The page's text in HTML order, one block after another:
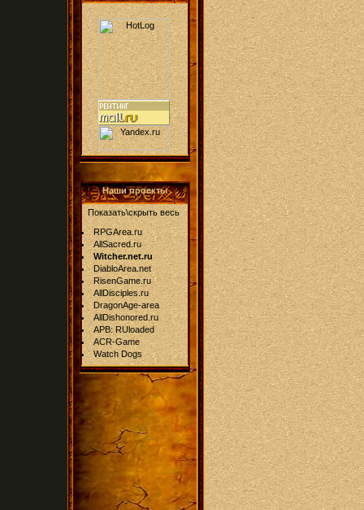
Наши проекты
Показать\скрыть весь
RPGArea.ru
AllSacred.ru
Witcher.net.ru
DiabloArea.net
RisenGame.ru
AllDisciples.ru
DragonAge-area
AllDishonored.ru
APB: RUloaded
ACR-Game
Watch Dogs